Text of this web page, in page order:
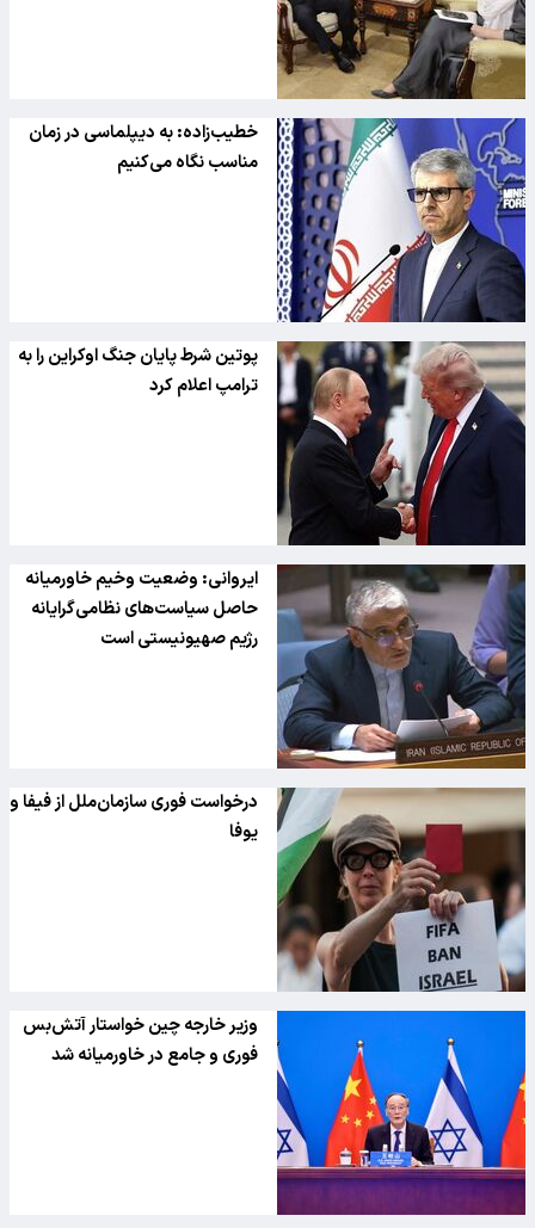
خطیب‌زاده: به دیپلماسی در زمان
مناسب نگاه می‌کنیم
پوتین شرط پایان جنگ اوکراین را به
ترامپ اعلام کرد
ایروانی: وضعیت وخیم خاورمیانه
حاصل سیاست‌های نظامی‌گرایانه
رژیم صهیونیستی است
درخواست فوری سازمان‌ملل از فیفا و
یوفا
وزیر خارجه چین خواستار آتش‌بس
فوری و جامع در خاورمیانه شد